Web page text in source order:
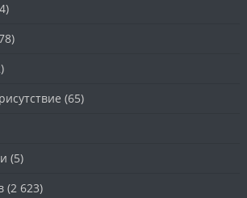
(65)
(5)
(2 623)